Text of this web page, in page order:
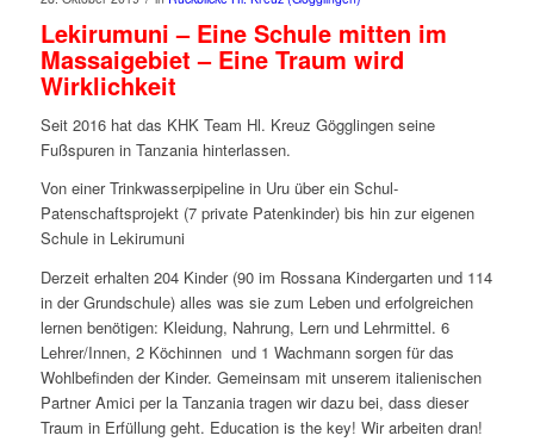
Lekirumuni – Eine Schule mitten im
Massaigebiet – Eine Traum wird
Wirklichkeit
Seit 2016 hat das KHK Team Hl. Kreuz Gögglingen seine
Fußspuren in Tanzania hinterlassen.
Von einer Trinkwasserpipeline in Uru über ein Schul-
Patenschaftsprojekt (7 private Patenkinder) bis hin zur eigenen
Schule in Lekirumuni
Derzeit erhalten 204 Kinder (90 im Rossana Kindergarten und 114
in der Grundschule) alles was sie zum Leben und erfolgreichen
lernen benötigen: Kleidung, Nahrung, Lern und Lehrmittel. 6
Lehrer/Innen, 2 Köchinnen und 1 Wachmann sorgen für das
Wohlbefinden der Kinder. Gemeinsam mit unserem italienischen
Partner Amici per la Tanzania tragen wir dazu bei, dass dieser
Traum in Erfüllung geht. Education is the key! Wir arbeiten dran!